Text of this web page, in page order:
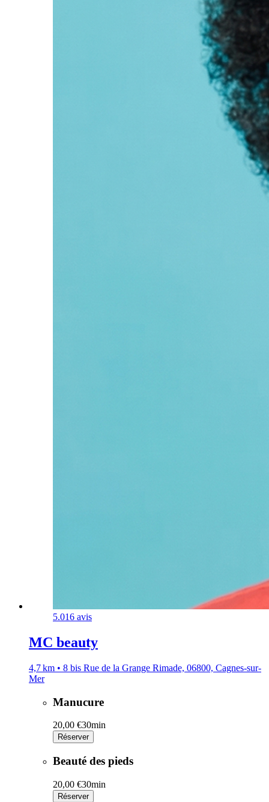
5.016 avis
MC beauty
4,7 km • 8 bis Rue de la Grange Rimade, 06800, Cagnes-sur-
Mer
Manucure
20,00 €30min
Réserver
Beauté des pieds
20,00 €30min
Réserver